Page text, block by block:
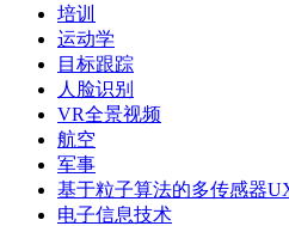
培训
运动学
目标跟踪
人脸识别
VR全景视频
航空
军事
基于粒子算法的多传感器
电子信息技术